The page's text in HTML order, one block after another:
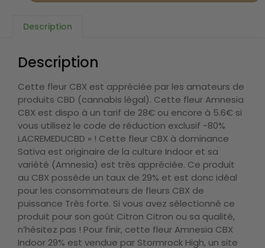
Description
Description
Cette fleur CBX est appréciée par les amateurs de
produits CBD (cannabis légal). Cette fleur Amnesia
CBX est dispo à un tarif de 28€ ou encore à 5.6€ si
vous utilisez le code de réduction exclusif -80%
LACREMEDUCBD » ! Cette fleur CBX à dominance
Sativa est originaire de la culture Indoor et sa
variété (Amnesia) est très appréciée. Ce produit
au CBX possède un taux de 29% et est donc idéal
pour les consommateurs de fleurs CBX de
puissance Très forte. Si vous avez sélectionné ce
produit pour son goût Citron Citron ou sa qualité,
n’hésitez pas ! Pour finir, cette fleur Amnesia CBX
Indoor 29% est vendue par Stormrock High, un site